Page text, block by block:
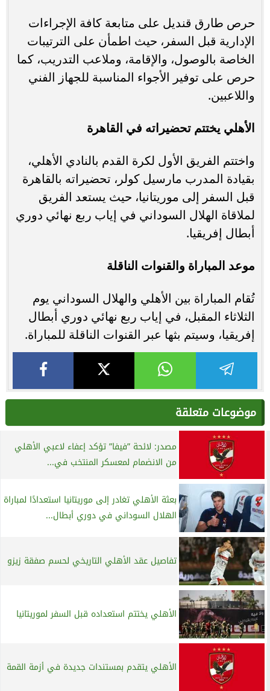
حرص طارق قنديل على متابعة كافة الإجراءات
الإدارية قبل السفر، حيث اطمأن على الترتيبات
الخاصة بالوصول، والإقامة، وملاعب التدريب، كما
حرص على توفير الأجواء المناسبة للجهاز الفني
واللاعبين.
الأهلي يختتم تحضيراته في القاهرة
واختتم الفريق الأول لكرة القدم بالنادي الأهلي،
بقيادة المدرب مارسيل كولر، تحضيراته بالقاهرة
قبل السفر إلى موريتانيا، حيث يستعد الفريق
لملاقاة الهلال السوداني في إياب ربع نهائي دوري
أبطال إفريقيا.
موعد المباراة والقنوات الناقلة
تُقام المباراة بين الأهلي والهلال السوداني يوم
الثلاثاء المقبل، في إياب ربع نهائي دوري أبطال
إفريقيا، وسيتم بثها عبر القنوات الناقلة للمباراة.
موضوعات متعلقة
مصدر: لائحة ”فيفا” تؤكد إعفاء لاعبي الأهلي
من الانضمام لمعسكر المنتخب في...
بعثة الأهلي تغادر إلى موريتانيا استعدادًا لمباراة
الهلال السوداني في دوري أبطال...
تفاصيل عقد الأهلي التاريخي لحسم صفقة زيزو
الأهلي يختتم استعداده قبل السفر لموريتانيا
الأهلي يتقدم بمستندات جديدة في أزمة القمة